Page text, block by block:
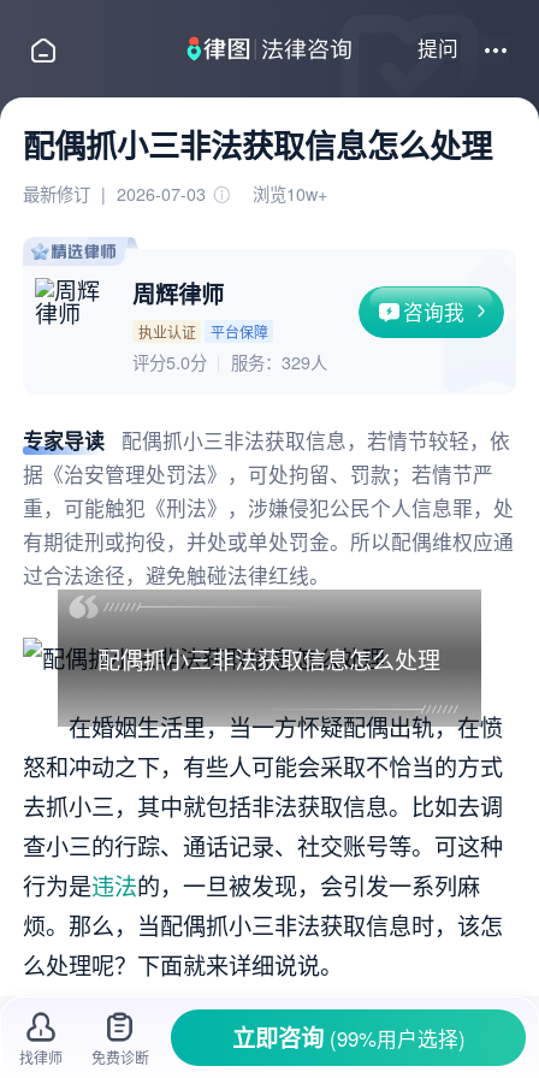
提问
配偶抓小三非法获取信息怎么处理
最新修订 | 2026-07-03 浏览10w+
周辉律师
执业认证 平台保障
咨询我
评分5.0分 服务： 329人
专家导读
配偶抓小三非法获取信息，若情节较轻，依
据《治安管理处罚法》，可处拘留、罚款；若情节严
重，可能触犯《刑法》，涉嫌侵犯公民个人信息罪，处
有期徒刑或拘役，并处或单处罚金。所以配偶维权应通
过合法途径，避免触碰法律红线。
配偶抓小三非法获取信息怎么处理
在婚姻生活里，当一方怀疑配偶出轨，在愤
怒和冲动之下，有些人可能会采取不恰当的方式
去抓小三，其中就包括非法获取信息。比如去调
查小三的行踪、通话记录、社交账号等。可这种
行为是违法的，一旦被发现，会引发一系列麻
烦。那么，当配偶抓小三非法获取信息时，该怎
么处理呢？下面就来详细说说。
一、明确非法获取信息的性质
找律师 免费诊断
立即咨询 (99%用户选择)